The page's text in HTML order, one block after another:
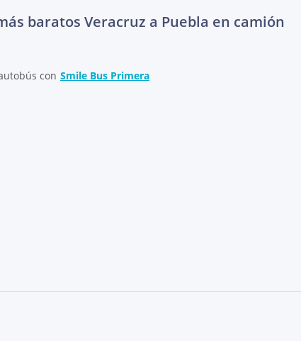
baratos Veracruz a Puebla en camión
con Smile Bus Primera